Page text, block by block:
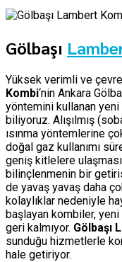
Gölbaşı
Yüksek verimli ve
Kombi‘nin Ankara
yöntemini kullanan
biliyoruz. Alışılmış
ısınma yöntemlerine
doğal gaz kullanımı
geniş kitlelere
bilinçlenmenin bir
de yavaş yavaş daha
kolaylıklar nedeniyle
başlayan kombiler,
geri kalmıyor. Gölbaşı
sunduğu hizmetlerle
hale getiriyor.